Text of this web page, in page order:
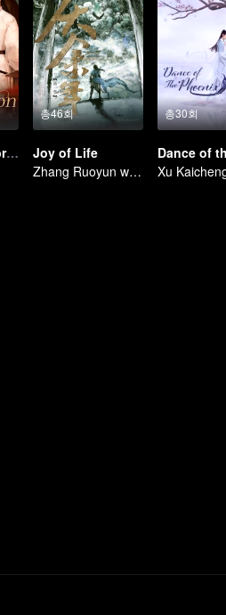
The Cloud Embracing The Moon
총46회
Joy of Life
Zhang Ruoyun was trapped in court with a risky life
총30회